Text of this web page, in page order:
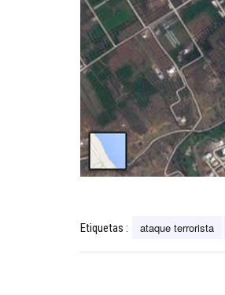
Etiquetas : ataque terrorista